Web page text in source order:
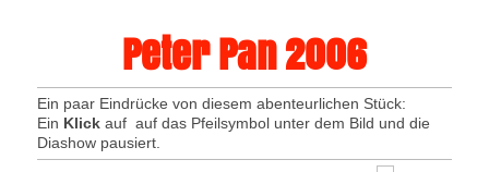
Peter Pan 2006
Ein paar Eindrücke von diesem abenteurlichen Stück:
Ein Klick auf auf das Pfeilsymbol unter dem Bild und die
Diashow pausiert.